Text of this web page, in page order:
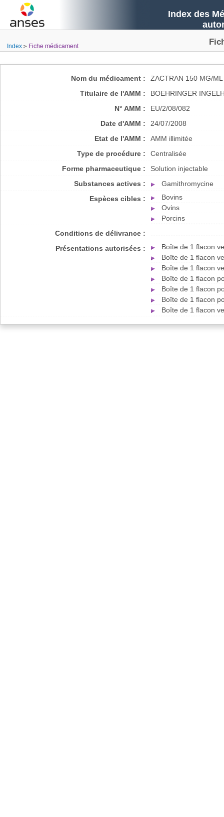
Index des
Index Fiche médicament
Nom du médicament :
ZACTRAN 150 MG/
Titulaire de l'AMM :
BOEHRINGER
N° AMM :
EU/2/08/082
Date d'AMM :
24/07/2008
Etat de l'AMM :
AMM illimitée
Type de procédure :
Centralisée
Forme pharmaceutique :
Solution injectable
Substances actives :
Gamithromycine
Espèces cibles :
Bovins
Ovins
Porcins
Conditions de délivrance :
Présentations autorisées :
Boîte de 1 flacon
Boîte de 1 flacon
Boîte de 1 flacon
Boîte de 1 flacon
Boîte de 1 flacon
Boîte de 1 flacon
Boîte de 1 flacon